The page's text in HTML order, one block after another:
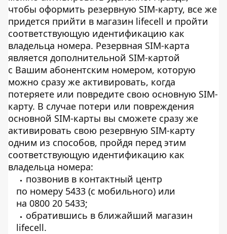
чтобы оформить резервную SIM-карту, все же
придется прийти в магазин lifecell и пройти
соответствующую идентификацию как
владельца номера. Резервная SIM-карта
является дополнительной SIM-картой
с Вашим абонентским номером, которую
можно сразу же активировать, когда
потеряете или повредите свою основную SIM-
карту. В случае потери или повреждения
основной SIM-карты вы сможете сразу же
активировать свою резервную SIM-карту
одним из способов, пройдя перед этим
соответствующую идентификацию как
владельца номера:
позвонив в контактный центр
по номеру 5433 (с мобильного) или
на 0800 20 5433;
обратившись в ближайший магазин
lifecell.